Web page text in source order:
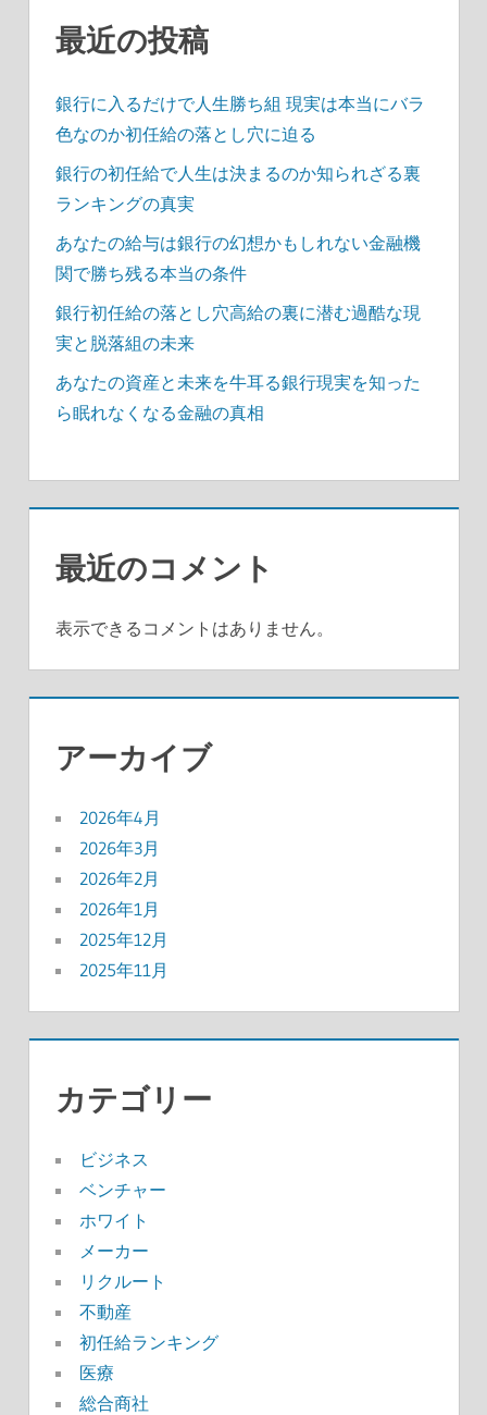
最近の投稿
銀行に入るだけで人生勝ち組 現実は本当にバラ
色なのか初任給の落とし穴に迫る
銀行の初任給で人生は決まるのか知られざる裏
ランキングの真実
あなたの給与は銀行の幻想かもしれない金融機
関で勝ち残る本当の条件
銀行初任給の落とし穴高給の裏に潜む過酷な現
実と脱落組の未来
あなたの資産と未来を牛耳る銀行現実を知った
ら眠れなくなる金融の真相
最近のコメント
表示できるコメントはありません。
アーカイブ
2026年4月
2026年3月
2026年2月
2026年1月
2025年12月
2025年11月
カテゴリー
ビジネス
ベンチャー
ホワイト
メーカー
リクルート
不動産
初任給ランキング
医療
総合商社